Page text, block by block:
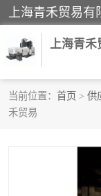
上海青禾
当前位置： 首页 > 供
禾贸易
酒类饮料报关